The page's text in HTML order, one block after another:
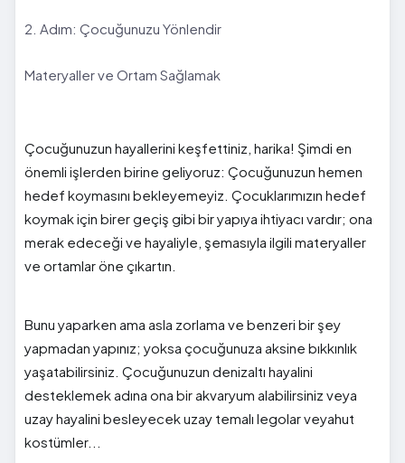
2. Adım: Çocuğunuzu Yönlendir
Materyaller ve Ortam Sağlamak
Çocuğunuzun hayallerini keşfettiniz, harika! Şimdi en
önemli işlerden birine geliyoruz: Çocuğunuzun hemen
hedef koymasını bekleyemeyiz. Çocuklarımızın hedef
koymak için birer geçiş gibi bir yapıya ihtiyacı vardır; ona
merak edeceği ve hayaliyle, şemasıyla ilgili materyaller
ve ortamlar öne çıkartın.
Bunu yaparken ama asla zorlama ve benzeri bir şey
yapmadan yapınız; yoksa çocuğunuza aksine bıkkınlık
yaşatabilirsiniz. Çocuğunuzun denizaltı hayalini
desteklemek adına ona bir akvaryum alabilirsiniz veya
uzay hayalini besleyecek uzay temalı legolar veyahut
kostümler...